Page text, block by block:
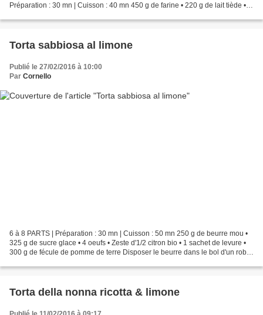
Préparation : 30 mn | Cuisson : 40 mn 450 g de farine • 220 g de lait tiède • 3
Torta sabbiosa al limone
Publié le 27/02/2016 à 10:00
Par Cornello
6 à 8 PARTS | Préparation : 30 mn | Cuisson : 50 mn 250 g de beurre mou •
325 g de sucre glace • 4 oeufs • Zeste d'1/2 citron bio • 1 sachet de levure •
300 g de fécule de pomme de terre Disposer le beurre dans le bol d'un robot
Torta della nonna ricotta & limone